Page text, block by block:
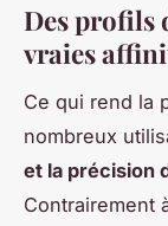
Des profils
vraies
Ce qui rend la
nombreux
et la précision
Contrairement